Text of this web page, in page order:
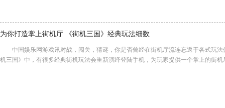
为你打造掌上街机厅 《街机三国》经典玩法细数
中国娱乐网游戏讯对战，闯关，猜谜，你是否曾经在街机厅流连忘返于各式玩法
机三国》中，有很多经典街机玩法会重新演绎登陆手机，为玩家提供一个掌上